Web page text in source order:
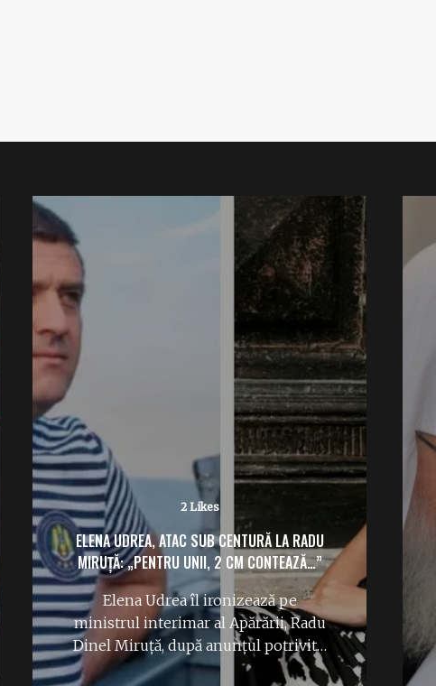
No Likes
PATRIARHUL KIRILL SUSȚINE CĂ „HARUL
DIVIN A AJUTAT URSS SĂ CREEZE BOMBA
ATOMICĂ.”
Declarațiile recente ale Patriarhului
Kirill al Rusiei reflectă o derivă
periculoasă în discursul public.
Afirmațiile…